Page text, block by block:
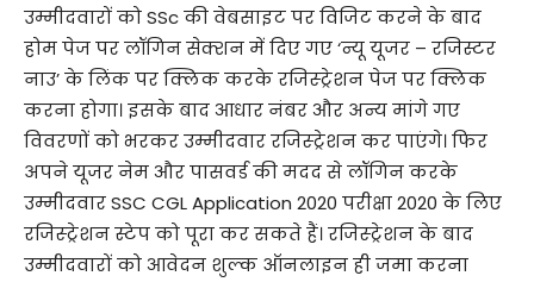
उम्मीदवारों को SSc की वेबसाइट पर विजिट करने के बाद
होम पेज पर लॉगिन सेक्शन में दिए गए ‘न्यू यूजर – रजिस्टर
नाउ’ के लिंक पर क्लिक करके रजिस्ट्रेशन पेज पर क्लिक
करना होगा। इसके बाद आधार नंबर और अन्य मांगे गए
विवरणों को भरकर उम्मीदवार रजिस्ट्रेशन कर पाएंगे। फिर
अपने यूजर नेम और पासवर्ड की मदद से लॉगिन करके
उम्मीदवार SSC CGL Application 2020 परीक्षा 2020 के लिए
रजिस्ट्रेशन स्टेप को पूरा कर सकते हैं। रजिस्ट्रेशन के बाद
उम्मीदवारों को आवेदन शुल्क ऑनलाइन ही जमा करना